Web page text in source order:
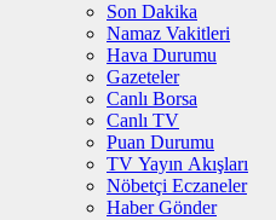
Son Dakika
Namaz Vakitleri
Hava Durumu
Gazeteler
Canlı Borsa
Canlı TV
Puan Durumu
TV Yayın Akışları
Nöbetçi Eczaneler
Haber Gönder